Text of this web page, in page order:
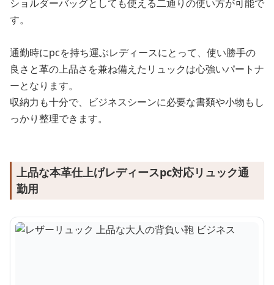
ショルダーバッグとしても使える二通りの使い方が可能で
す。
通勤時にpcを持ち運ぶレディースにとって、使い勝手の
良さと革の上品さを兼ね備えたリュックは心強いパートナ
ーとなります。
収納力も十分で、ビジネスシーンに必要な書類や小物もし
っかり整理できます。
上品な本革仕上げレディースpc対応リュック通
勤用